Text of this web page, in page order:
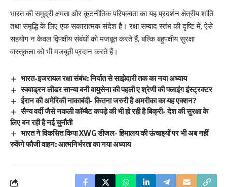
भारत की समुद्री क्षमता और कूटनीतिक परिपक्वता का यह प्रदर्शन क्षेत्रीय शांति
तथा समृद्धि के लिए एक सकारात्मक संदेश है। रक्षा सम्वाद स्तंभ की दृष्टि में, ऐसे
सहयोग न केवल द्विपक्षीय संबंधों को मजबूत करते हैं, बल्कि बहुपक्षीय सुरक्षा
वास्तुकला को भी मजबूती प्रदान करते हैं।
भारत-इजरायल रक्षा संबंध: निर्यात से साझेदारी तक का नया अध्याय
स्क्वाड्रन लीडर सान्या बनी वायुसेना की पहली ए श्रेणी की फ्लाइंग इंस्ट्रक्टर
ईरान की अमेरिकी नाकाबंदी- कितना जरुरी है अमरीका का यह एक्शन?
सैन्य वर्दी जैसे नकली कॉम्बैट कपड़े की भी हो रही है बिक्री- देश की सुरक्षा के
लिए बन रही है नई चुनौती
भारत ने विकसित किया XWG डीजल- हिमालय की ऊंचाइयों पर भी अब नहीं
रुकेंगे फौजी वाहन: आत्मनिर्भरता का नया अध्याय